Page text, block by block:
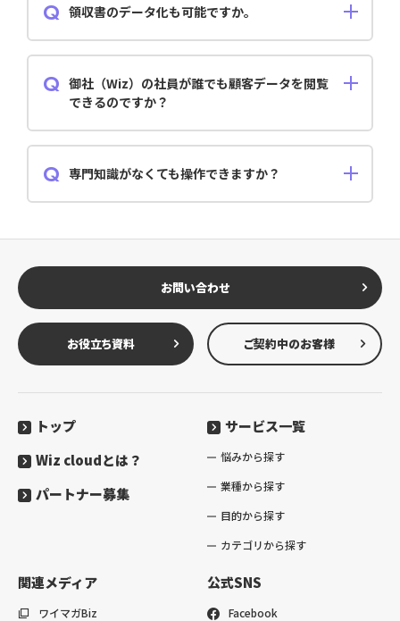
存しています。また、通信には金融機関と同等のセキュ
リティー体制を整えています。
領収書のデータ化も可能ですか。
御社（Wiz）の社員が誰でも顧客データを閲覧
できるのですか？
また、編集をする際はお客様に許諾を明示いただいた
専門知識がなくても操作できますか？
お問い合わせ
お役立ち資料 ご契約中のお客様
トップ サービス一覧
悩みから探す
業種から探す
目的から探す
カテゴリから探す
Wiz cloudとは？
パートナー募集
関連メディア
ワイマガBiz
公式SNS
Facebook